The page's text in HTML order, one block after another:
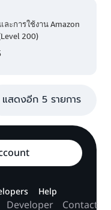
ะการใช้งาน Amazon
200)
แสดงอีก 5 รายการ
Developer
Help
Contact